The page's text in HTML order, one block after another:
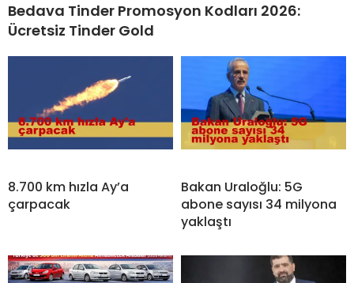
Bedava Tinder Promosyon Kodları 2026:
Ücretsiz Tinder Gold
8.700 km hızla Ay’a
çarpacak
Bakan Uraloğlu: 5G
abone sayısı 34 milyona
yaklaştı